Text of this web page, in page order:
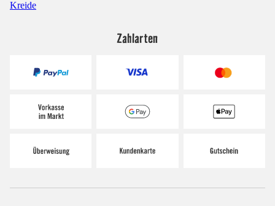
Kreide
Zahlarten